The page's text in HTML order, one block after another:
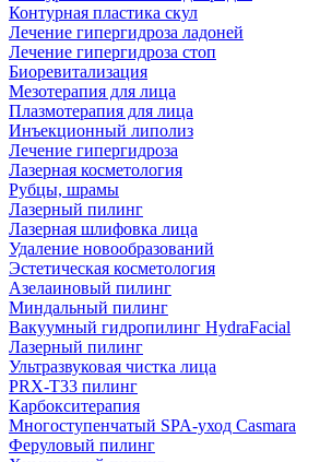
Контурная пластика скул
Лечение гипергидроза ладоней
Лечение гипергидроза стоп
Биоревитализация
Мезотерапия для лица
Плазмотерапия для лица
Инъекционный липолиз
Лечение гипергидроза
Лазерная косметология
Рубцы, шрамы
Лазерный пилинг
Лазерная шлифовка лица
Удаление новообразований
Эстетическая косметология
Азелаиновый пилинг
Миндальный пилинг
Вакуумный гидропилинг HydraFacial
Лазерный пилинг
Ультразвуковая чистка лица
PRX-T33 пилинг
Карбокситерапия
Многоступенчатый SPA-уход Сasmara
Феруловый пилинг